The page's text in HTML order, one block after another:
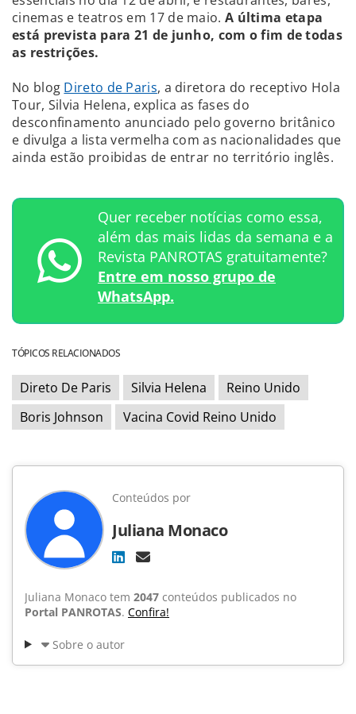
cinemas e teatros em 17 de maio. A última etapa
está prevista para 21 de junho, com o fim de todas
as restrições.
No blog Direto de Paris, a diretora do receptivo Hola
Tour, Silvia Helena, explica as fases do
desconfinamento anunciado pelo governo britânico
e divulga a lista vermelha com as nacionalidades que
ainda estão proibidas de entrar no território inglês.
Quer receber notícias como essa,
além das mais lidas da semana e a
Revista PANROTAS gratuitamente?
Entre em nosso grupo de
WhatsApp.
TÓPICOS RELACIONADOS
Direto De Paris Silvia Helena
Reino Unido
Boris Johnson
Vacina Covid Reino Unido
Conteúdos por
Juliana Monaco
Juliana Monaco tem 2047 conteúdos publicados no
Portal PANROTAS. Confira!
Sobre o autor